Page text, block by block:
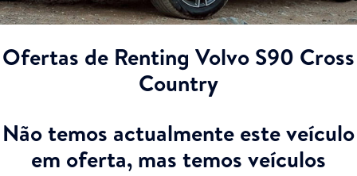
Ofertas de Renting Volvo S90 Cross
Country
Não temos actualmente este veículo
em oferta, mas temos veículos